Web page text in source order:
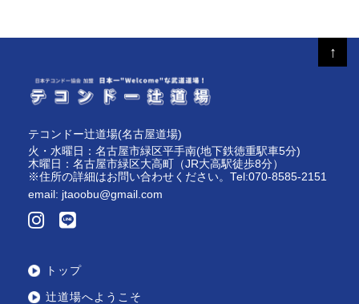
テコンドー辻道場(名古屋道場)
火・水曜日：名古屋市緑区平手南(地下鉄徳重駅車5分)
木曜日：名古屋市緑区大高町（JR大高駅徒歩8分）
※住所の詳細はお問い合わせください。Tel:070-8585-2151
email: jtaoobu@gmail.com
トップ
辻道場へようこそ
↑